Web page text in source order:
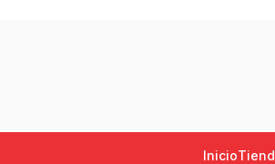
Inicio